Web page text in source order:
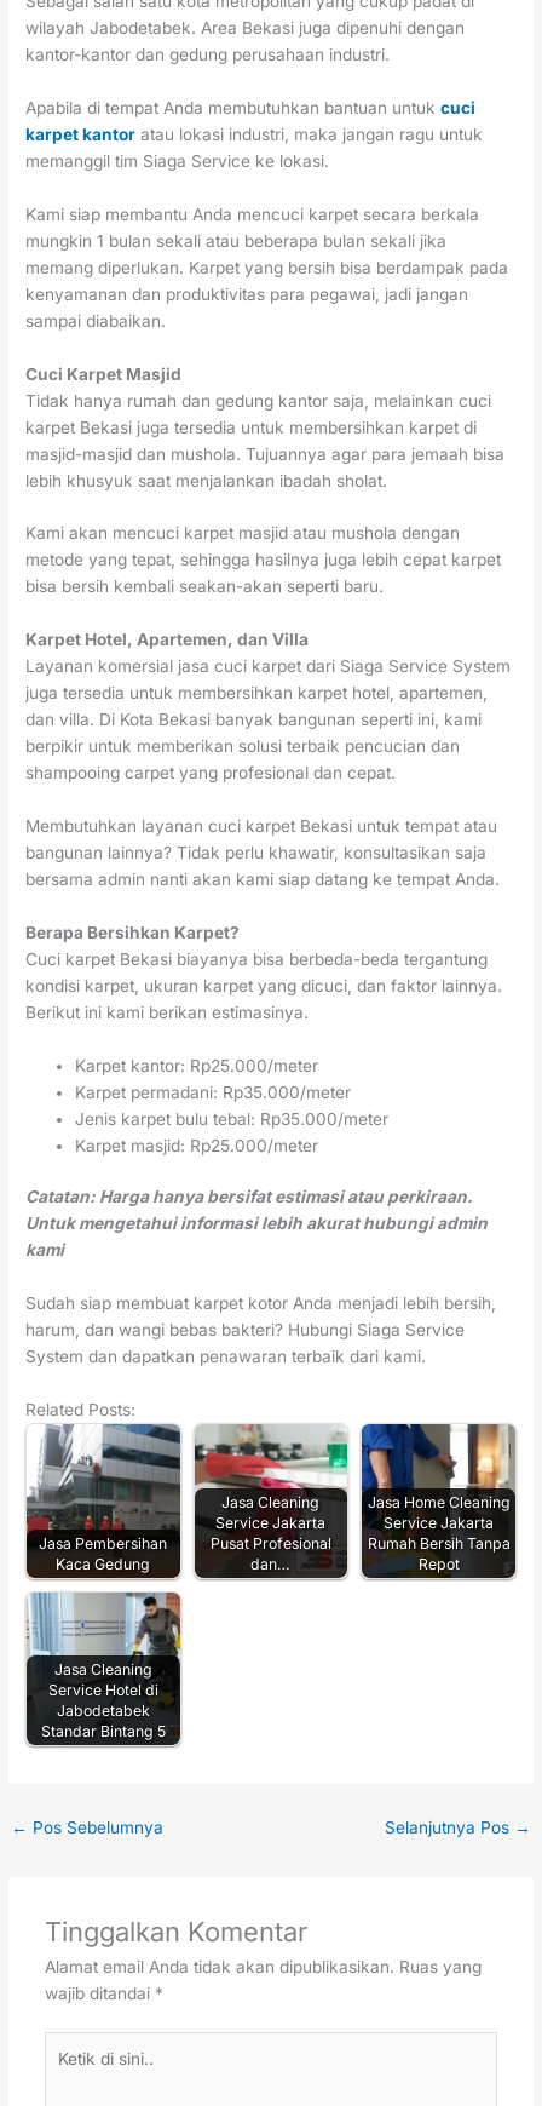
wilayah Jabodetabek. Area Bekasi juga dipenuhi dengan
kantor-kantor dan gedung perusahaan industri.
Apabila di tempat Anda membutuhkan bantuan untukcuci
karpet kantor atau lokasi industri, maka jangan ragu untuk
memanggil tim Siaga Service ke lokasi.
Kami siap membantu Anda mencuci karpet secara berkala
mungkin 1 bulan sekali atau beberapa bulan sekali jika
memang diperlukan. Karpet yang bersih bisa berdampak pada
kenyamanan dan produktivitas para pegawai, jadi jangan
sampai diabaikan.
Cuci Karpet Masjid
Tidak hanya rumah dan gedung kantor saja, melainkan cuci
karpet Bekasi juga tersedia untuk membersihkan karpet di
masjid-masjid dan mushola. Tujuannya agar para jemaah bisa
lebih khusyuk saat menjalankan ibadah sholat.
Kami akan mencuci karpet masjid atau mushola dengan
metode yang tepat, sehingga hasilnya juga lebih cepat karpet
bisa bersih kembali seakan-akan seperti baru.
Karpet Hotel, Apartemen, dan Villa
Layanan komersial jasa cuci karpet dari Siaga Service System
juga tersedia untuk membersihkan karpet hotel, apartemen,
dan villa. Di Kota Bekasi banyak bangunan seperti ini, kami
berpikir untuk memberikan solusi terbaik pencucian dan
shampooing carpet yang profesional dan cepat.
Membutuhkan layanan cuci karpet Bekasi untuk tempat atau
bangunan lainnya? Tidak perlu khawatir, konsultasikan saja
bersama admin nanti akan kami siap datang ke tempat Anda.
Berapa Bersihkan Karpet?
Cuci karpet Bekasi biayanya bisa berbeda-beda tergantung
kondisi karpet, ukuran karpet yang dicuci, dan faktor lainnya.
Berikut ini kami berikan estimasinya.
Karpet kantor: Rp25.000/meter
Karpet permadani: Rp35.000/meter
Jenis karpet bulu tebal: Rp35.000/meter
Karpet masjid: Rp25.000/meter
Catatan: Harga hanya bersifat estimasi atau perkiraan.
Untuk mengetahui informasi lebih akurat hubungi admin
kami
Sudah siap membuat karpet kotor Anda menjadi lebih bersih,
harum, dan wangi bebas bakteri? Hubungi Siaga Service
System dan dapatkan penawaran terbaik dari kami.
Related Posts:
Jasa Pembersihan
Kaca Gedung
Jasa Cleaning
Service Jakarta
Pusat Profesional
dan…
Jasa Home Cleaning
Service Jakarta
Rumah Bersih Tanpa
Repot
Jasa Cleaning
Service Hotel di
Jabodetabek
Standar Bintang 5
← Pos Sebelumnya Selanjutnya Pos →
Tinggalkan Komentar
Alamat email Anda tidak akan dipublikasikan. Ruas yang
wajib ditandai *